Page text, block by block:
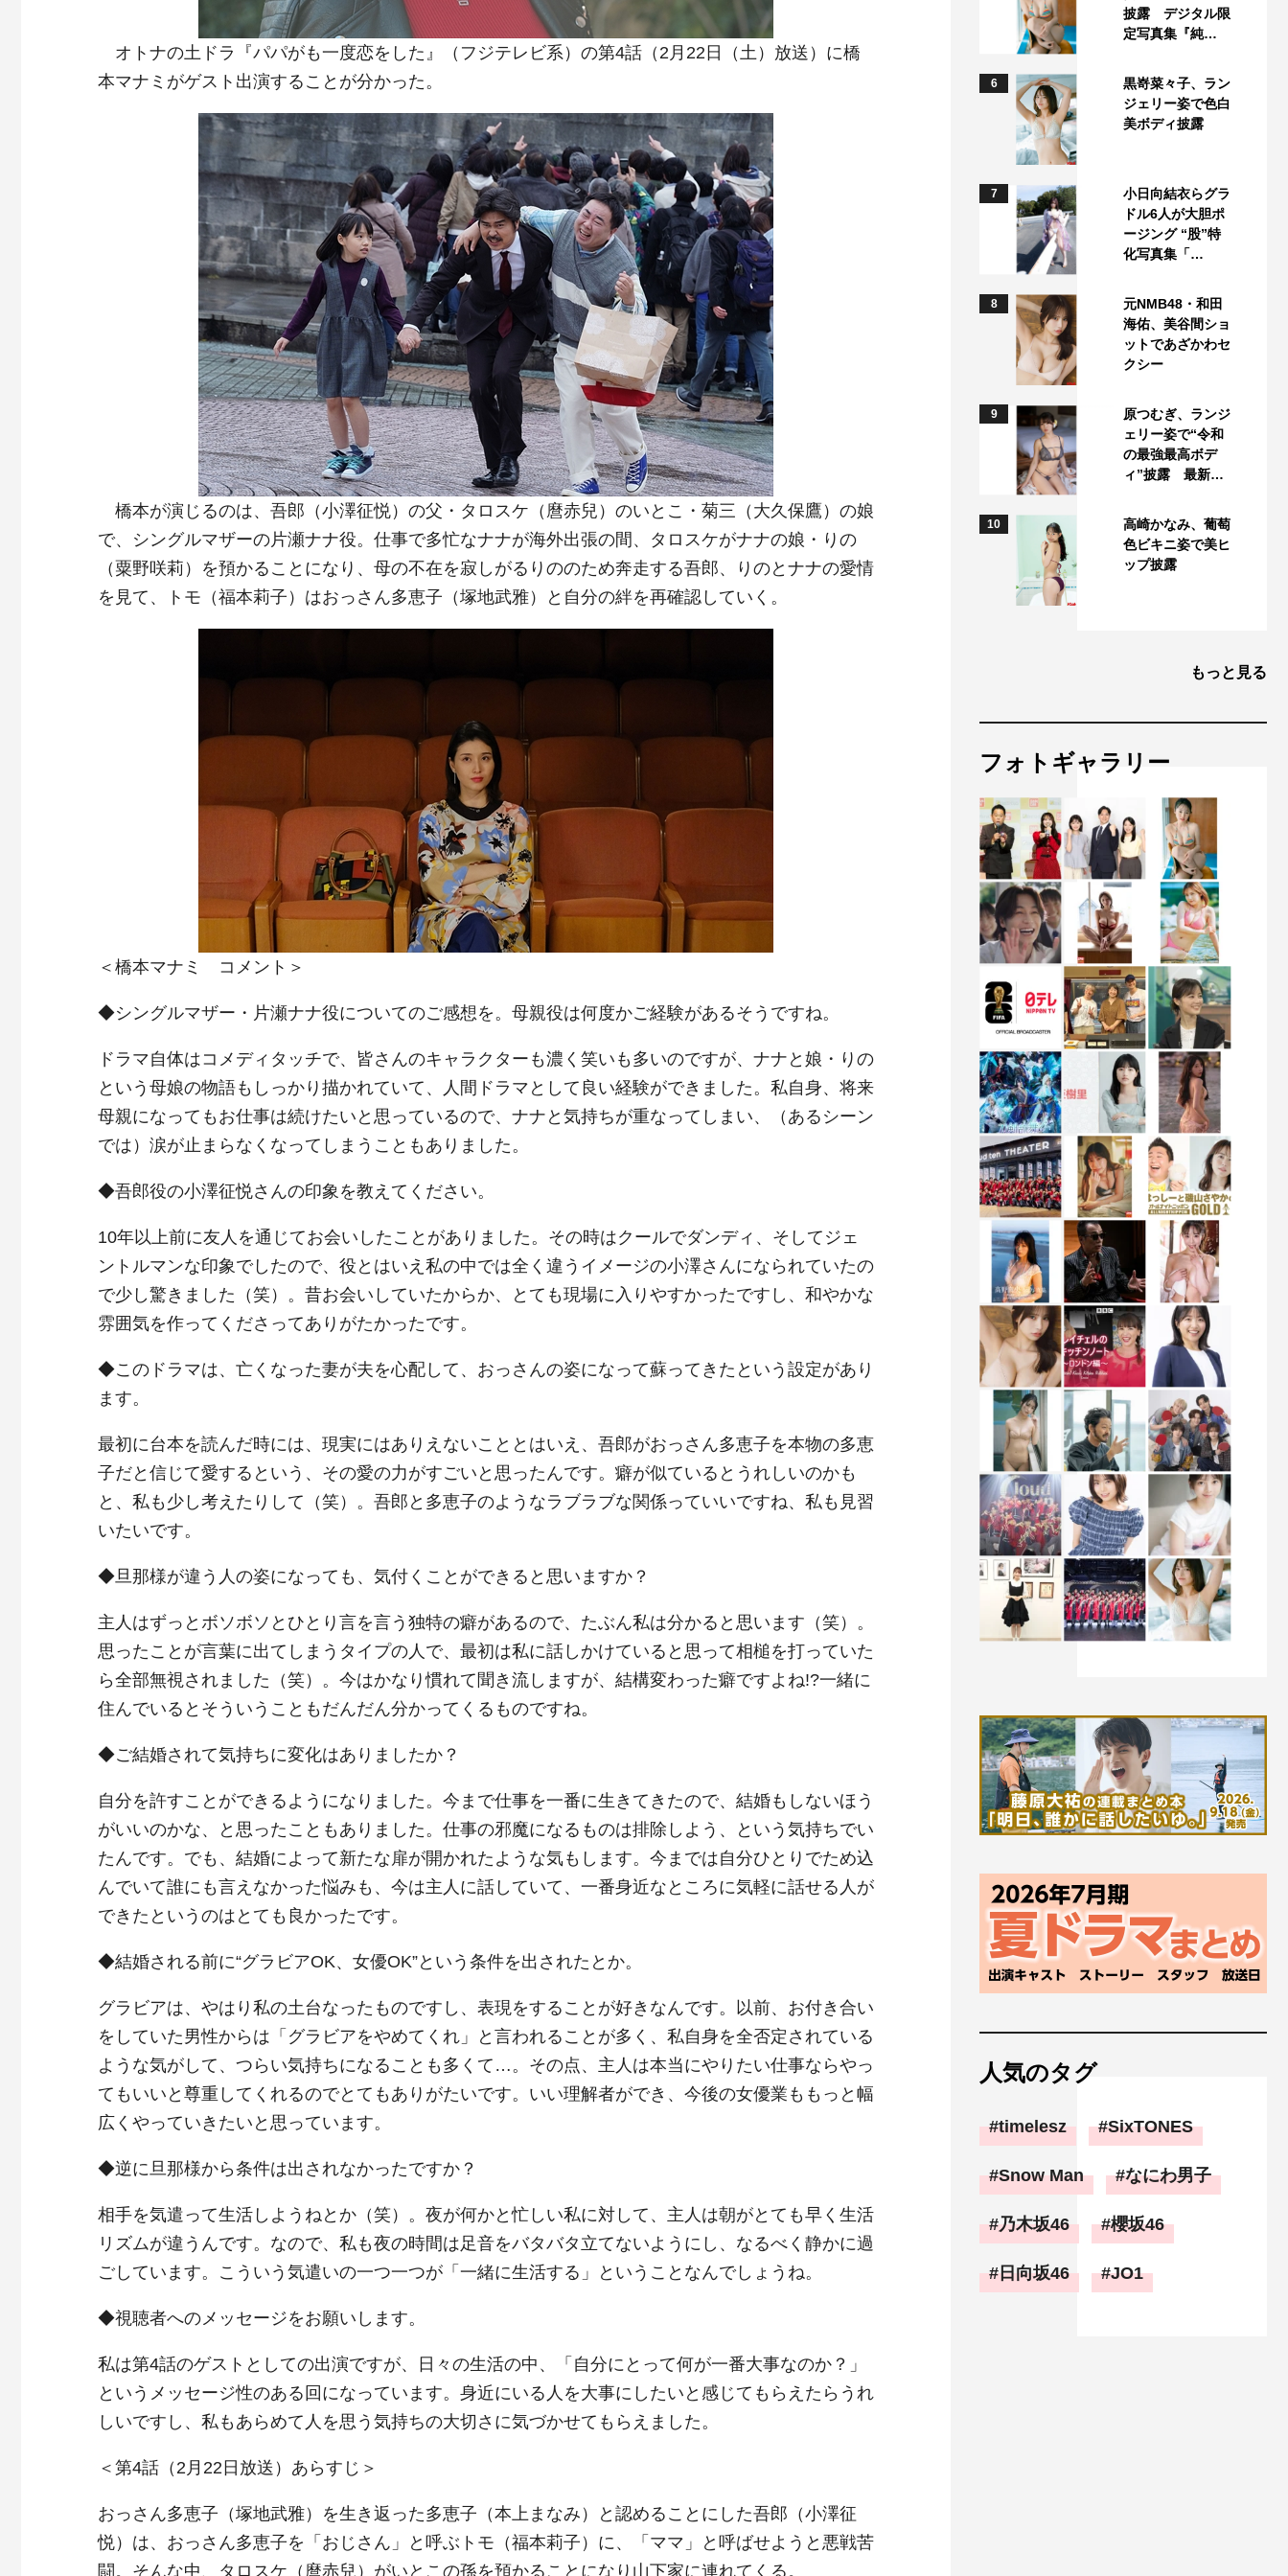
オトナの土ドラ『パパがも一度恋をした』（フジテレビ系）の第4話（2月22日（土）放送）に橋
本マナミがゲスト出演することが分かった。
橋本が演じるのは、吾郎（小澤征悦）の父・タロスケ（麿赤兒）のいとこ・菊三（大久保鷹）の娘
で、シングルマザーの片瀬ナナ役。仕事で多忙なナナが海外出張の間、タロスケがナナの娘・りの
（粟野咲莉）を預かることになり、母の不在を寂しがるりののため奔走する吾郎、りのとナナの愛情
を見て、トモ（福本莉子）はおっさん多恵子（塚地武雅）と自分の絆を再確認していく。
＜橋本マナミ コメント＞
◆シングルマザー・片瀬ナナ役についてのご感想を。母親役は何度かご経験があるそうですね。
ドラマ自体はコメディタッチで、皆さんのキャラクターも濃く笑いも多いのですが、ナナと娘・りの
という母娘の物語もしっかり描かれていて、人間ドラマとして良い経験ができました。私自身、将来
母親になってもお仕事は続けたいと思っているので、ナナと気持ちが重なってしまい、（あるシーン
では）涙が止まらなくなってしまうこともありました。
◆吾郎役の小澤征悦さんの印象を教えてください。
10年以上前に友人を通じてお会いしたことがありました。その時はクールでダンディ、そしてジェ
ントルマンな印象でしたので、役とはいえ私の中では全く違うイメージの小澤さんになられていたの
で少し驚きました（笑）。昔お会いしていたからか、とても現場に入りやすかったですし、和やかな
雰囲気を作ってくださってありがたかったです。
◆このドラマは、亡くなった妻が夫を心配して、おっさんの姿になって蘇ってきたという設定があり
ます。
最初に台本を読んだ時には、現実にはありえないこととはいえ、吾郎がおっさん多恵子を本物の多恵
子だと信じて愛するという、その愛の力がすごいと思ったんです。癖が似ているとうれしいのかも
と、私も少し考えたりして（笑）。吾郎と多恵子のようなラブラブな関係っていいですね、私も見習
いたいです。
◆旦那様が違う人の姿になっても、気付くことができると思いますか？
主人はずっとボソボソとひとり言を言う独特の癖があるので、たぶん私は分かると思います（笑）。
思ったことが言葉に出てしまうタイプの人で、最初は私に話しかけていると思って相槌を打っていた
ら全部無視されました（笑）。今はかなり慣れて聞き流しますが、結構変わった癖ですよね!?一緒に
住んでいるとそういうこともだんだん分かってくるものですね。
◆ご結婚されて気持ちに変化はありましたか？
自分を許すことができるようになりました。今まで仕事を一番に生きてきたので、結婚もしないほう
がいいのかな、と思ったこともありました。仕事の邪魔になるものは排除しよう、という気持ちでい
たんです。でも、結婚によって新たな扉が開かれたような気もします。今までは自分ひとりでため込
んでいて誰にも言えなかった悩みも、今は主人に話していて、一番身近なところに気軽に話せる人が
できたというのはとても良かったです。
◆結婚される前に“グラビアOK、女優OK”という条件を出されたとか。
グラビアは、やはり私の土台なったものですし、表現をすることが好きなんです。以前、お付き合い
をしていた男性からは「グラビアをやめてくれ」と言われることが多く、私自身を全否定されている
ような気がして、つらい気持ちになることも多くて…。その点、主人は本当にやりたい仕事ならやっ
てもいいと尊重してくれるのでとてもありがたいです。いい理解者ができ、今後の女優業ももっと幅
広くやっていきたいと思っています。
◆逆に旦那様から条件は出されなかったですか？
相手を気遣って生活しようねとか（笑）。夜が何かと忙しい私に対して、主人は朝がとても早く生活
リズムが違うんです。なので、私も夜の時間は足音をバタバタ立てないようにし、なるべく静かに過
ごしています。こういう気遣いの一つ一つが「一緒に生活する」ということなんでしょうね。
◆視聴者へのメッセージをお願いします。
私は第4話のゲストとしての出演ですが、日々の生活の中、「自分にとって何が一番大事なのか？」
というメッセージ性のある回になっています。身近にいる人を大事にしたいと感じてもらえたらうれ
しいですし、私もあらめて人を思う気持ちの大切さに気づかせてもらえました。
＜第4話（2月22日放送）あらすじ＞
おっさん多恵子（塚地武雅）を生き返った多恵子（本上まなみ）と認めることにした吾郎（小澤征
悦）は、おっさん多恵子を「おじさん」と呼ぶトモ（福本莉子）に、「ママ」と呼ばせようと悪戦苦
闘。そんな中、タロスケ（麿赤兒）がいとこの孫を預かることになり山下家に連れてくる。
披露 デジタル限
定写真集『純…
6
黒嵜菜々子、ラン
ジェリー姿で色白
美ボディ披露
7
小日向結衣らグラ
ドル6人が大胆ポ
ージング “股”特
化写真集「…
8
元NMB48・和田
海佑、美谷間ショ
ットであざかわセ
クシー
9
原つむぎ、ランジ
ェリー姿で“令和
の最強最高ボデ
ィ”披露 最新…
10
高崎かなみ、葡萄
色ビキニ姿で美ヒ
ップ披露
もっと見る
フォトギャラリー
人気のタグ
timelesz SixTONES
Snow Man なにわ男子
乃木坂46 櫻坂46
日向坂46 JO1